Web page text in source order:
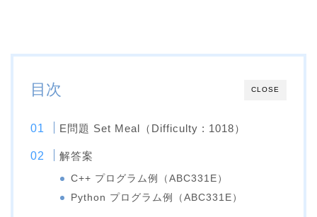
CLOSE
目次
E問題 Set Meal（Difficulty : 1018）
解答案
C++ プログラム例（ABC331E）
Python プログラム例（ABC331E）